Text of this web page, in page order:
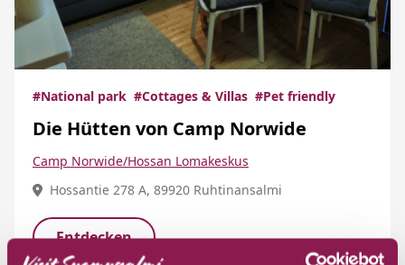
#National park #Cottages & Villas #Pet friendly
Die Hütten von Camp Norwide
Camp Norwide/Hossan Lomakeskus
Hossantie 278 A, 89920 Ruhtinansalmi
Entdecken